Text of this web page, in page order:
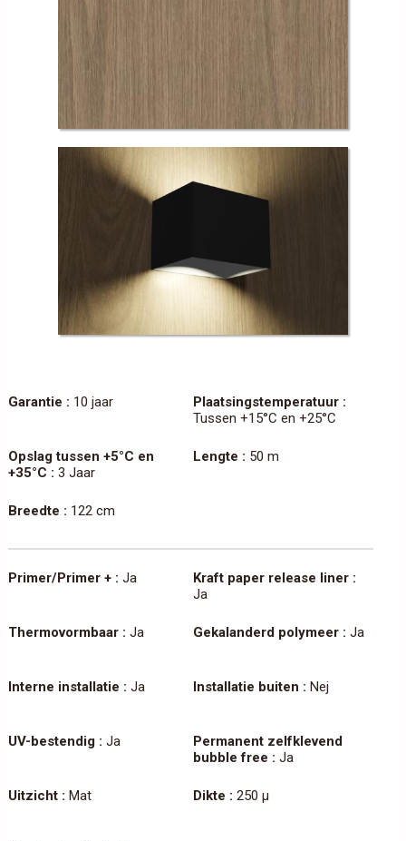
Garantie : 10 jaar
Plaatsingstemperatuur :
Tussen +15°C en +25°C
Opslag tussen +5°C en
+35°C : 3 Jaar
Lengte : 50 m
Breedte : 122 cm
Primer/Primer + : Ja
Kraft paper release liner :
Ja
Thermovormbaar : Ja Gekalanderd polymeer : Ja
Interne installatie : Ja Installatie buiten : Nej
UV-bestendig : Ja
Permanent zelfklevend
bubble free : Ja
Uitzicht : Mat Dikte : 250 µ